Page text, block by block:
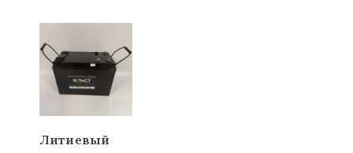
Литиевый